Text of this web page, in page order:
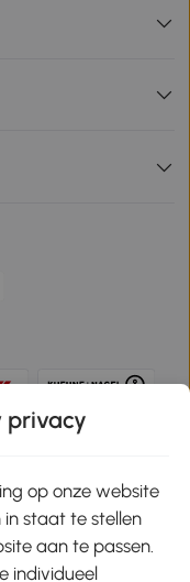
korting!
privacy
op onze website
staat te stellen
aan te passen.
individueel